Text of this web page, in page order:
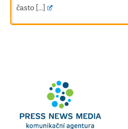
často [...]